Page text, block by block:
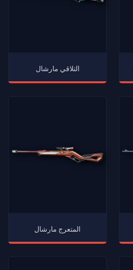
التلاقي مارشال
المتعرج مارشال